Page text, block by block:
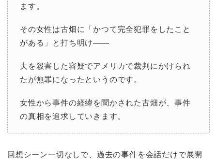
ます。
その女性は古畑に「かつて完全犯罪をしたこと
がある」と打ち明け――
夫を殺害した容疑でアメリカで裁判にかけられ
たが無罪になったというのです。
女性から事件の経緯を聞かされた古畑が、事件
の真相を追求していきます。
回想シーン一切なしで、過去の事件を会話だけで展開